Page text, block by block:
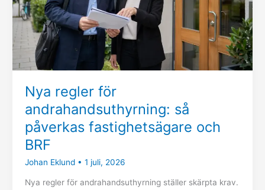
Nya regler för
andrahandsuthyrning: så
påverkas fastighetsägare och
BRF
Johan Eklund • 1 juli, 2026
Nya regler för andrahandsuthyrning ställer skärpta krav.
och
BRF